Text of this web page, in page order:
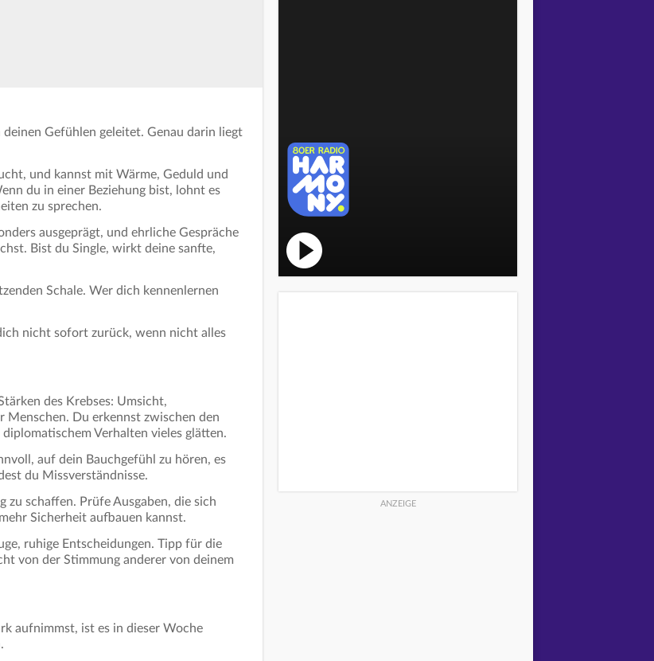
Gefühlen geleitet. Genau darin liegt
und kannst mit Wärme, Geduld und
du in einer Beziehung bist, lohnt es
zu sprechen.
ausgeprägt, und ehrliche Gespräche
Bist du Single, wirkt deine sanfte,
Schale. Wer dich kennenlernen
nicht sofort zurück, wenn nicht alles
des Krebses: Umsicht,
Du erkennst zwischen den
Verhalten vieles glätten.
auf dein Bauchgefühl zu hören, es
du Missverständnisse.
zu schaffen. Prüfe Ausgaben, die sich
Sicherheit aufbauen kannst.
ruhige Entscheidungen. Tipp für die
von der Stimmung anderer von deinem
aufnimmst, ist es in dieser Woche